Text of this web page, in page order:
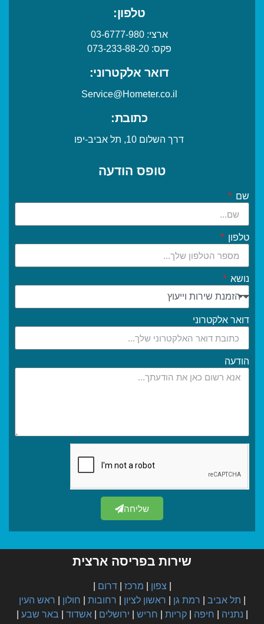
טלפון:
ארצי:03-6777-980
פקס:073-233-88-20
דואר אלקטרוני:
Service@Hometer.co.il
כתובת:
דרך השלום 10, תל אביב-יפו
טופס הודעה
שם
טלפון
נושא
דואר אלקטרוני
הודעה
שליחה
שירות בפריסה ארצית
צפון מרכז |דרום
תל אביב רמת גן ראשון לציון רחובות חולון
ראש העין
נתניה חיפה |קריות חריש ירושלים |אשדוד באר שבע